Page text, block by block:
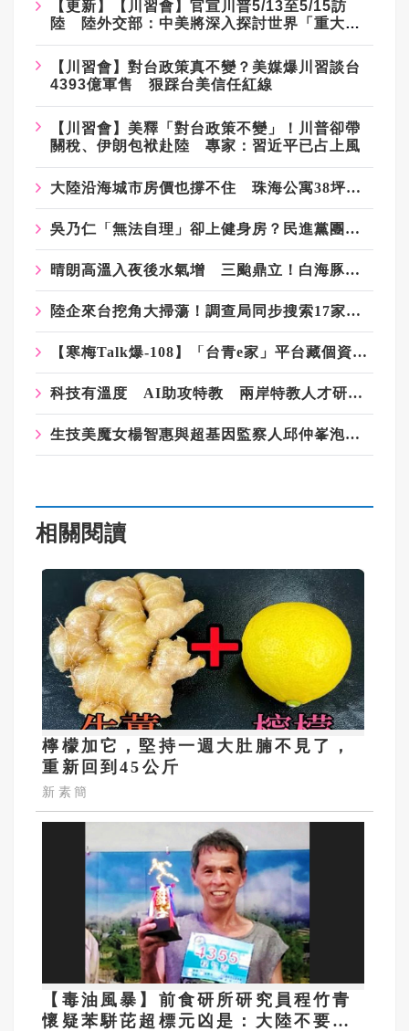
【更新】【川習會】官宣川普5/13至5/15訪
陸 陸外交部：中美將深入探討世界「重大問
【川習會】對台政策真不變？美媒爆川習談台
4393億軍售 狠踩台美信任紅線
【川習會】美釋「對台政策不變」！川普卻帶
關稅、伊朗包袱赴陸 專家：習近平已占上風
大陸沿海城市房價也撐不住 珠海公寓38坪只要100萬台幣
吳乃仁「無法自理」卻上健身房？民進黨團：運動有助健康、不衝突
晴朗高溫入夜後水氣增 三颱鼎立！白海豚持續西進周末起接近
陸企來台挖角大掃蕩！調查局同步搜索17家陸企 64處所遭搜索
【寒梅Talk爆-108】「台青e家」平台藏個資風險？李德維轟：民進黨自信心不夠
科技有溫度 AI助攻特教 兩岸特教人才研習營福州登場
生技美魔女楊智惠與超基因監察人邱仲峯泡湯 事後邱被解任 她卻沒事
相關閱讀
檸檬加它，堅持一週大肚腩不見了，
重新回到45公斤
新素簡
【毒油風暴】前食研所研究員程竹青
懷疑苯駢芘超標元凶是：大陸不要的